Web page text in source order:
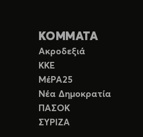
ΚΟΜΜΑΤΑ
Ακροδεξιά
ΚΚΕ
ΜέΡΑ25
Νέα Δημοκρατία
ΠΑΣΟΚ
ΣΥΡΙΖΑ